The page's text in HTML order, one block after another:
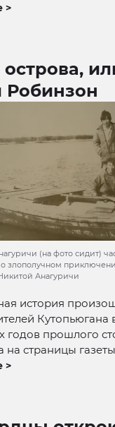
>
Робинзон
(на фото сидит)
злополучном
Анагуричи
история
Кутопьюгана
годов прошлого
на страницы
>